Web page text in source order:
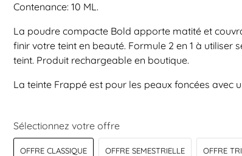
Contenance: 10 ML.
La poudre compacte Bold apporte matité et
finir votre teint en beauté. Formule 2 en 1 à utiliser
teint. Produit rechargeable en boutique.
La teinte Frappé est pour les peaux foncées avec
Sélectionnez votre offre
OFFRE CLASSIQUE OFFRE SEMESTRIELLE OFFRE